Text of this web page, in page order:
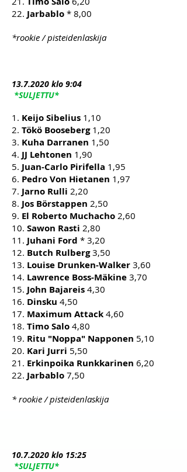
22. Jarbablo * 8,00
*rookie / pisteidenlaskija
13.7.2020 klo 9:04
*SULJETTU*
1. Keijo Sibelius 1,10
2. Tökö Booseberg1,20
3. Kuha Darranen 1,50
4. JJ Lehtonen 1,90
5. Juan-Carlo Pirifella 1,95
6. Pedro Von Hietanen 1,97
7. Jarno Rulli 2,20
8. Jos Börstappen 2,50
9. El Roberto Muchacho 2,60
10. Sawon Rasti 2,80
11. Juhani Ford * 3,20
12. Butch Rulberg3,50
13. Louise Drunken-Walker 3,60
14. Lawrence Boss-Mäkine 3,70
15. John Bajareis 4,30
16. Dinsku 4,50
17. Maximum Attack 4,60
18. Timo Salo 4,80
19. Ritu "Noppa" Napponen 5,10
20. Kari Jurri 5,50
21. Erkinpoika Runkkarinen 6,20
22. Jarbablo 7,50
* rookie / pisteidenlaskija
10.7.2020 klo 15:25
*SULJETTU*